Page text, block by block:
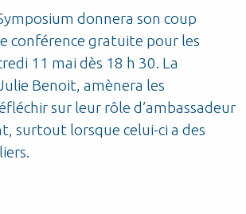
donnera son coup
conférence gratuite pour les
11 mai dès 18 h 30. La
Benoit, amènera les
sur leur rôle d’ambassadeur
surtout lorsque celui-ci a des